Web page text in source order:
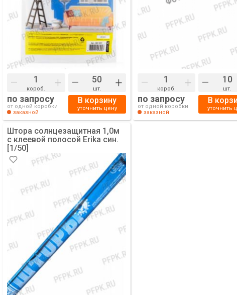
– короб. + – шт. +
по запросу
от одной коробки
заказной
В корзину
уточнить цену
– короб. + – шт.
по запросу
от одной коробки
заказной
В
уточнить
Штора солнцезащитная 1,0м
с клеевой полосой Erika син.
[1/50]